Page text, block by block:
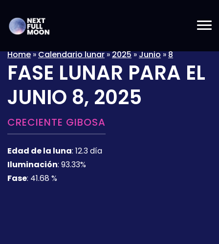
Home»Calendario lunar»2025»Junio»8
FASE LUNAR PARA EL
JUNIO 8, 2025
CRECIENTE GIBOSA
Edad de la luna: 12.3 día
Iluminación: 93.33%
Fase: 41.68 %